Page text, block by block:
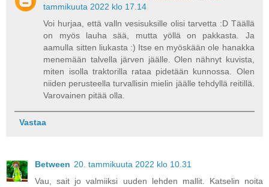
tammikuuta 2022 klo 17.14
Voi hurjaa, että valln vesisuksille olisi tarvetta :D Täällä
on myös lauha sää, mutta yöllä on pakkasta. Ja
aamulla sitten liukasta :) Itse en myöskään ole hanakka
menemään talvella järven jäälle. Olen nähnyt kuvista,
miten isolla traktorilla rataa pidetään kunnossa. Olen
niiden perusteella turvallisin mielin jäälle tehdyllä reitillä.
Varovainen pitää olla.
Vastaa
Between 20. tammikuuta 2022 klo 10.31
Vau, sait jo valmiiksi uuden lehden mallit. Katselin noita